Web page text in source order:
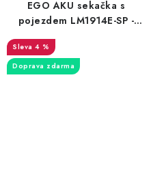
EGO AKU sekačka s
pojezdem LM1914E-SP -
4 %
Doprava zdarma